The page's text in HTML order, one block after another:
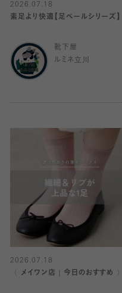
2026.07.18
素足より快適【足ベールシリーズ】
靴下屋
ルミネ立川
2026.07.18
〈 メイワン店｜今日のおすすめ 〉